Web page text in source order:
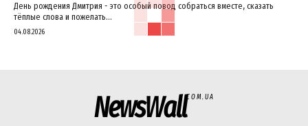
День рождения Дмитрия - это особый повод собраться вместе, сказать
тёплые слова и пожелать...
04.08.2026
NewsWallCOM.UA